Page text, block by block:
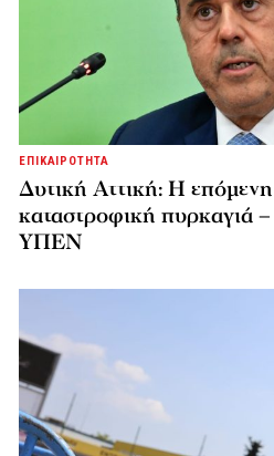
ΕΠΙΚΑΙΡΟΤΗΤΑ
Δυτική Αττική: Η
καταστροφική πυρκαγιά
ΥΠΕΝ